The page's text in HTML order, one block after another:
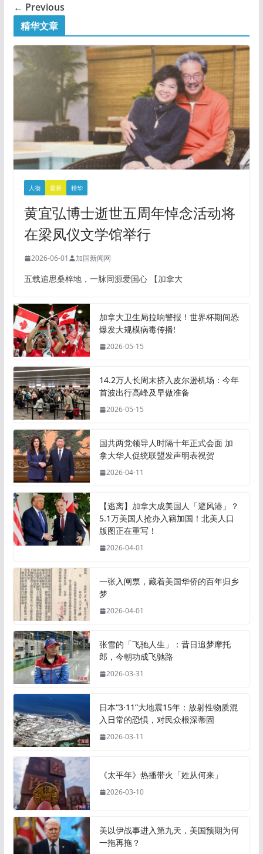
← Previous
精华文章
人物 最新 精华
黄宜弘博士逝世五周年悼念活动将
在梁凤仪文学馆举行
2026-06-01 加国新闻网
五载追思桑梓地，一脉同源爱国心 【加拿大
加拿大卫生局拉响警报！世界杯期间恐
爆发大规模病毒传播!
2026-05-15
14.2万人长周末挤入皮尔逊机场：今年
首波出行高峰及早做准备
2026-05-15
国共两党领导人时隔十年正式会面 加
拿大华人促统联盟发声明表祝贺
2026-04-11
【逃离】加拿大成美国人「避风港」？
5.1万美国人抢办入籍加国！北美人口
版图正在重写！
2026-04-01
一张入闸票，藏着美国华侨的百年归乡
梦
2026-04-01
张雪的「飞驰人生」：昔日追梦摩托
郎，今朝功成飞驰路
2026-03-31
日本“3·11”大地震15年：放射性物质混
入日常的恐惧，对民众根深蒂固
2026-03-11
《太平年》热播带火「姓从何来」
2026-03-10
美以伊战事进入第九天，美国预期为何
一拖再拖？